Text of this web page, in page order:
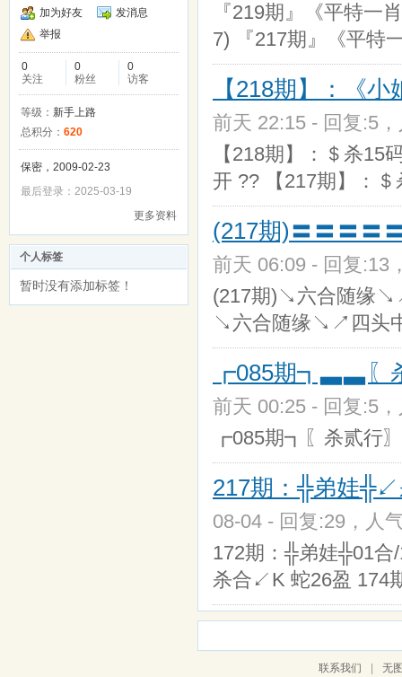
加为好友
发消息
举报
0
关注
0
粉丝
0
访客
等级： 新手上路
总积分： 620
保密，2009-02-23
最后登录：2025-03-19
更多资料
个人标签
暂时没有添加标签！
『219期』《平特
7) 『217期』《平特
【218期】：《
前天 22:15 - 回复:5
【218期】：＄杀15
开 ?? 【217期】：＄
(217期)〓〓〓
前天 06:09 - 回复:13
(217期)↘六合随缘
↘六合随缘↘↗四头
┏085期┓▃▃〖
前天 00:25 - 回复:5
┏085期┓〖杀贰行
217期：╬弟娃
08-04 - 回复:29，人
172期：╬弟娃╬01
杀合↙K 蛇26盈 174
联系我们 无